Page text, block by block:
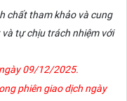
chất tham khảo và cung
tự chịu trách nhiệm với
09/12/2025.
phiên giao dịch ngày